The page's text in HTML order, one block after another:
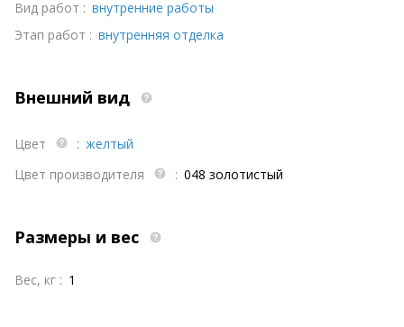
Вид работ : внутренние работы
Этап работ : внутренняя отделка
Внешний вид
Цвет : желтый
Цвет производителя
: 048 золотистый
Размеры и вес
Вес, кг : 1